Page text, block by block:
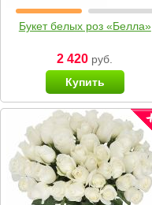
Букет белых роз «Белла»
2 420 руб.
Купить